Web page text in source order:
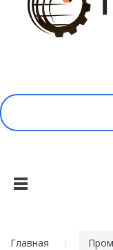
Главная